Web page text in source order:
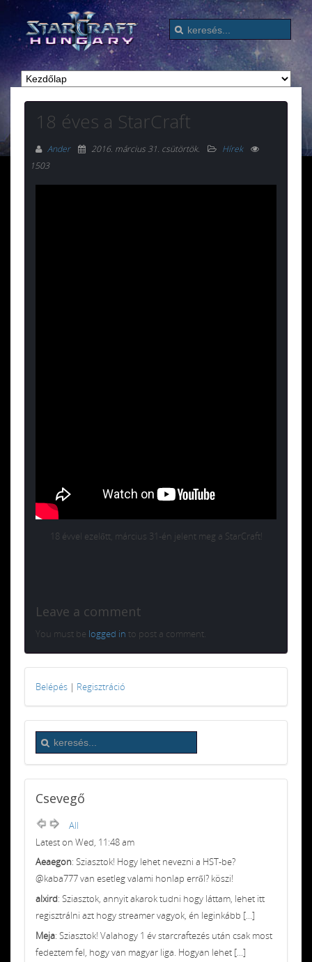
18 éves a StarCraft
Ander 2016. március 31. csütörtök.
Hírek
1503
18 évvel ezelőtt, március 31-én jelent meg a StarCraft!
Leave a comment
You must be logged in to post a comment.
Belépés | Regisztráció
Csevegő
All
Latest on Wed, 11:48 am
Aeaegon: Sziasztok! Hogy lehet nevezni a HST-be?
@kaba777 van esetleg valami honlap erről? köszi!
alxird: Sziasztok, annyit akarok tudni hogy láttam, lehet itt
regisztrálni azt hogy streamer vagyok, én leginkább [...]
Meja: Sziasztok! Valahogy 1 év starcraftezés után csak most
fedeztem fel, hogy van magyar liga. Hogyan lehet [...]